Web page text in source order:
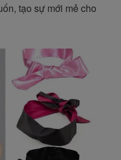
tạo sự mới mẻ cho